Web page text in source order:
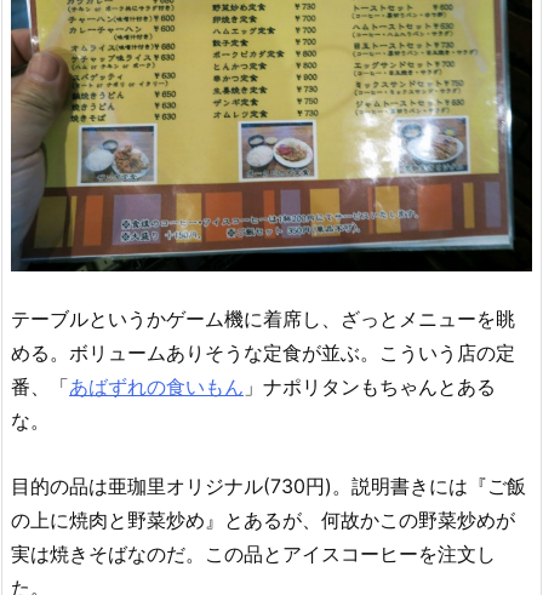
テーブルというかゲーム機に着席し、ざっとメニューを眺
める。ボリュームありそうな定食が並ぶ。こういう店の定
番、「あばずれの食いもん 」ナポリタンもちゃんとある
な。
目的の品は亜珈里オリジナル(730円)。説明書きには『ご飯
の上に焼肉と野菜炒め』とあるが、何故かこの野菜炒めが
実は焼きそばなのだ。この品とアイスコーヒーを注文し
た。